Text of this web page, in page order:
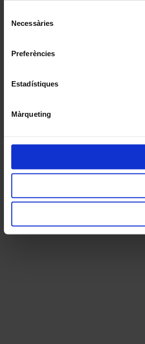
Necessàries
Preferències
Estadístiques
Màrqueting